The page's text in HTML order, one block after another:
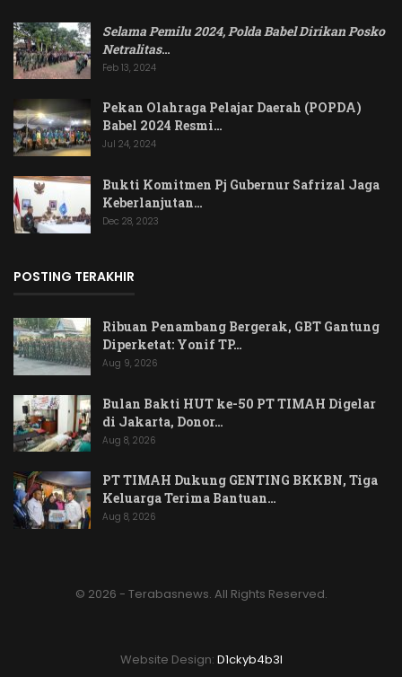
Selama Pemilu 2024, Polda Babel Dirikan Posko
Netralitas…
Feb 13, 2024
Pekan Olahraga Pelajar Daerah (POPDA)
Babel 2024 Resmi…
Jul 24, 2024
Bukti Komitmen Pj Gubernur Safrizal Jaga
Keberlanjutan…
Dec 28, 2023
POSTING TERAKHIR
Ribuan Penambang Bergerak, GBT Gantung
Diperketat: Yonif TP…
Aug 9, 2026
Bulan Bakti HUT ke-50 PT TIMAH Digelar
di Jakarta, Donor…
Aug 8, 2026
PT TIMAH Dukung GENTING BKKBN, Tiga
Keluarga Terima Bantuan…
Aug 8, 2026
© 2026 - Terabasnews. All Rights Reserved.
Website Design: D1ckyb4b3l